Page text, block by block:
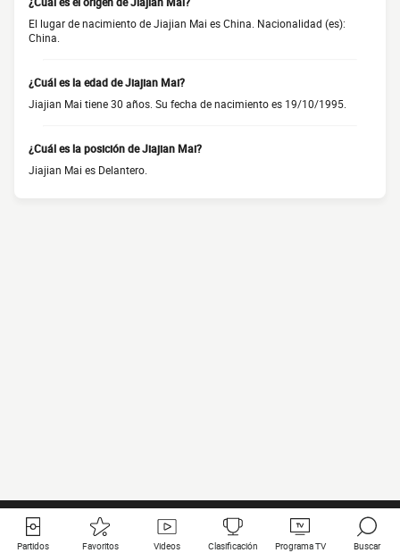
El lugar de nacimiento de Jiajian Mai es China. Nacionalidad (es):
China.
¿Cuál es la edad de Jiajian Mai?
Jiajian Mai tiene 30 años. Su fecha de nacimiento es 19/10/1995.
¿Cuál es la posición de Jiajian Mai?
Jiajian Mai es Delantero.
Partidos Favoritos Videos Clasificación Programa TV Buscar